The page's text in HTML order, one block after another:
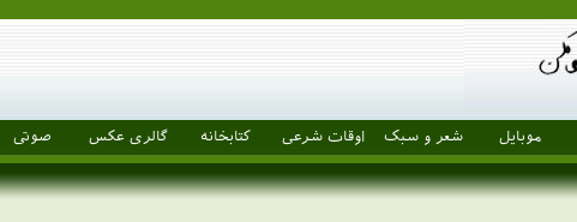
موبایل شعر و سبک اوقات شرعی کتابخانه گالری عکس صوتی